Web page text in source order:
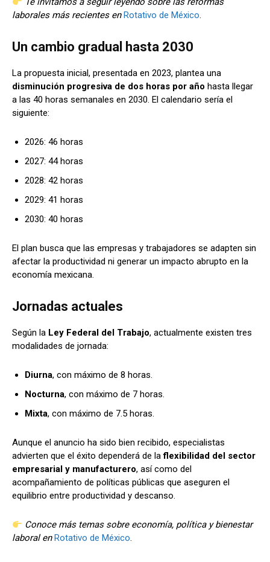
laborales más recientes en Rotativo de México.
Un cambio gradual hasta 2030
La propuesta inicial, presentada en 2023, plantea una
disminución progresiva de dos horas por año hasta llegar
a las 40 horas semanales en 2030. El calendario sería el
siguiente:
2026: 46 horas
2027: 44 horas
2028: 42 horas
2029: 41 horas
2030: 40 horas
El plan busca que las empresas y trabajadores se adapten sin
afectar la productividad ni generar un impacto abrupto en la
economía mexicana.
Jornadas actuales
Según la Ley Federal del Trabajo, actualmente existen tres
modalidades de jornada:
Diurna, con máximo de 8 horas.
Nocturna, con máximo de 7 horas.
Mixta, con máximo de 7.5 horas.
Aunque el anuncio ha sido bien recibido, especialistas
advierten que el éxito dependerá de laflexibilidad del sector
empresarial y manufacturero, así como del
acompañamiento de políticas públicas que aseguren el
equilibrio entre productividad y descanso.
Conoce más temas sobre economía, política y bienestar
laboral en Rotativo de México.